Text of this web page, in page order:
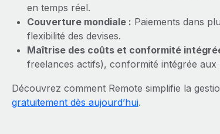
en temps réel.
Couverture mondiale : Paiements dans
flexibilité des devises.
Maîtrise des coûts et conformité
freelances actifs), conformité intégrée
Découvrez comment Remote simplifie la
gratuitement dès aujourd’hui.